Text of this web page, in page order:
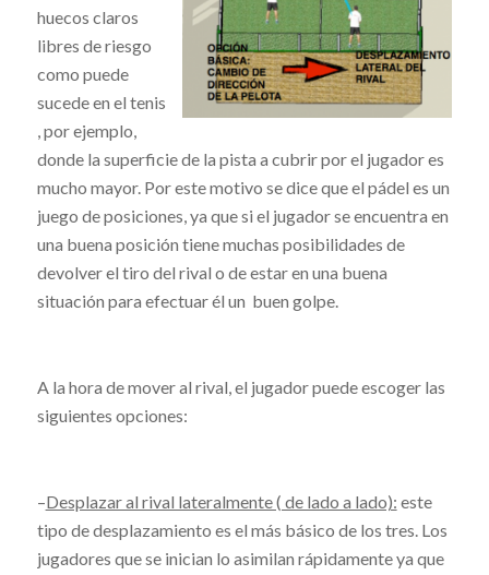
huecos claros
libres de riesgo
como puede
sucede en el tenis
, por ejemplo,
donde la superficie de la pista a cubrir por el jugador es
mucho mayor. Por este motivo se dice que el pádel es un
juego de posiciones, ya que si el jugador se encuentra en
una buena posición tiene muchas posibilidades de
devolver el tiro del rival o de estar en una buena
situación para efectuar él un buen golpe.
A la hora de mover al rival, el jugador puede escoger las
siguientes opciones:
–Desplazar al rival lateralmente ( de lado a lado): este
tipo de desplazamiento es el más básico de los tres. Los
jugadores que se inician lo asimilan rápidamente ya que